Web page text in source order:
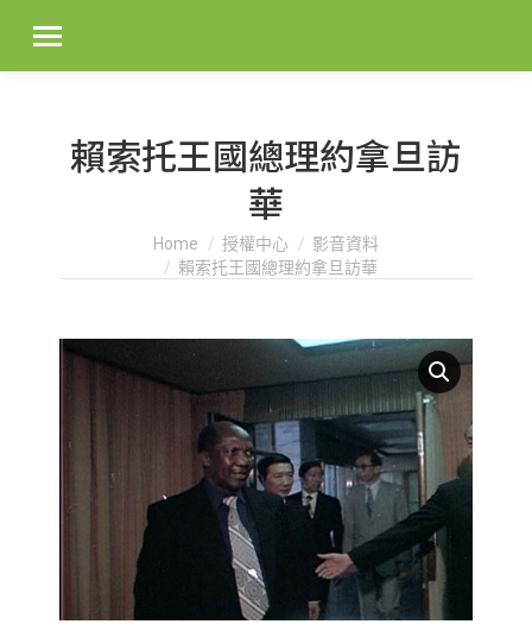
賴索托王國總理約拿旦訪
華
You are here:Home 授權中心
影音資料
賴索托王國總理約拿旦訪華